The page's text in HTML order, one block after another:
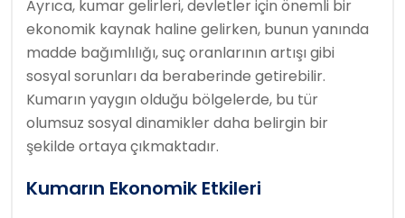
Ayrıca, kumar gelirleri, devletler için önemli bir
ekonomik kaynak haline gelirken, bunun yanında
madde bağımlılığı, suç oranlarının artışı gibi
sosyal sorunları da beraberinde getirebilir.
Kumarın yaygın olduğu bölgelerde, bu tür
olumsuz sosyal dinamikler daha belirgin bir
şekilde ortaya çıkmaktadır.
Kumarın Ekonomik Etkileri